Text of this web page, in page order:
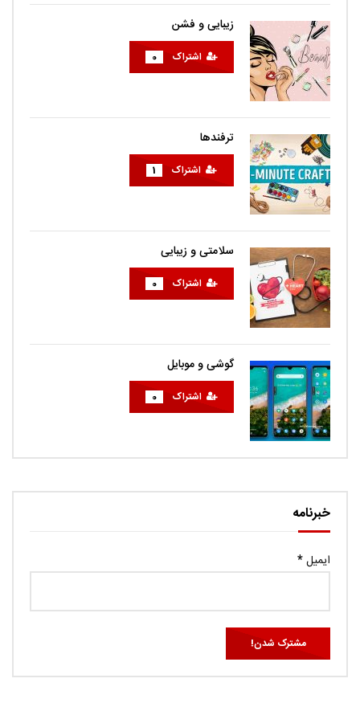
زیبایی و فشن
اشتراک 0
ترفندها
اشتراک 1
سلامتی و زیبایی
اشتراک 0
گوشی و موبایل
اشتراک 0
خبرنامه
ایمیل*